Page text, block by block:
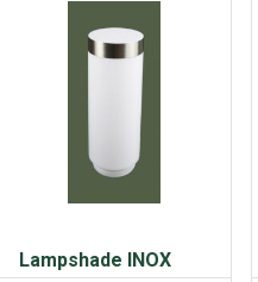
Lampshade INOX